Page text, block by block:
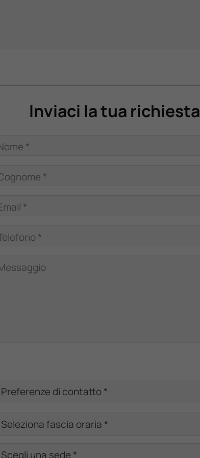
Inviaci la tua richiesta
*
*
*
*